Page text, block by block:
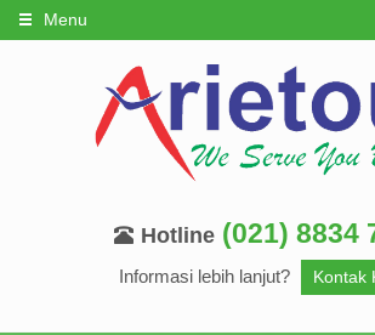
Menu
Hotline (021) 8834
Informasi lebih lanjut? Kontak